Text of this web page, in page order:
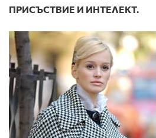
ПРИСЪСТВИЕ И ИНТЕЛЕКТ.